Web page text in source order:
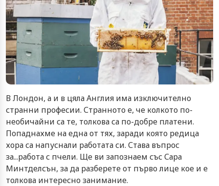
В Лондон, а и в цяла Англия има изключително
странни професии. Странното е, че колкото по-
необичайни са те, толкова са по-добре платени.
Попаднахме на една от тях, заради която редица
хора са напуснали работата си. Става въпрос
за...работа с пчели. Ще ви запознаем със Сара
Минтделсън, за да разберете от първо лице кое и е
толкова интересно занимание.